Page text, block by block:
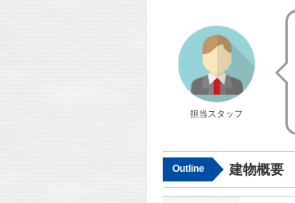
担当スタッフ
Outline 建物概要